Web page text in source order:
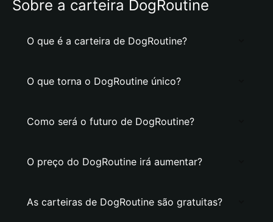
Sobre a carteira DogRoutine
O que é a carteira de DogRoutine?
O que torna o DogRoutine único?
Como será o futuro de DogRoutine?
O preço do DogRoutine irá aumentar?
As carteiras de DogRoutine são gratuitas?